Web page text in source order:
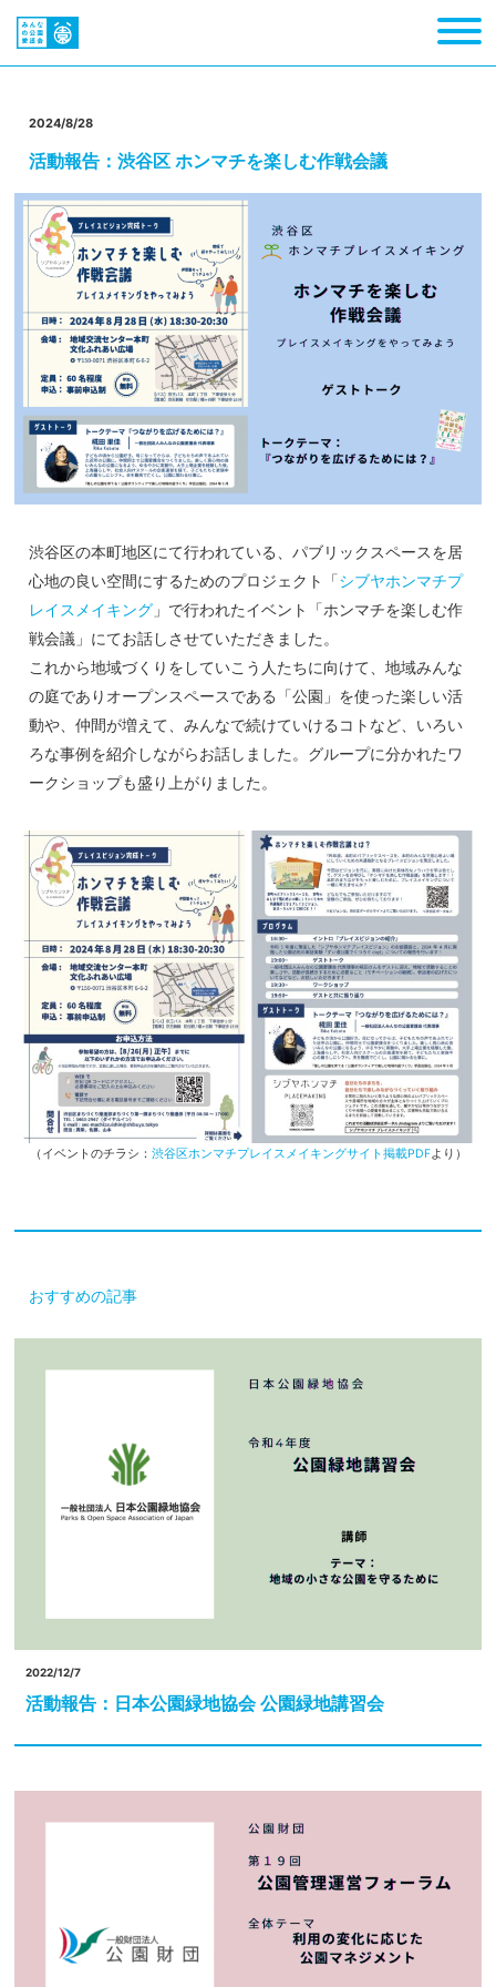
2024/8/28
活動報告：渋谷区 ホンマチを楽しむ作戦会議
渋谷区の本町地区にて行われている、パブリックスペースを居
心地の良い空間にするためのプロジェクト「シブヤホンマチプ
レイスメイキング 」で行われたイベント「ホンマチを楽しむ作
戦会議」にてお話しさせていただきました。
これから地域づくりをしていこう人たちに向けて、地域みんな
の庭でありオープンスペースである「公園」を使った楽しい活
動や、仲間が増えて、みんなで続けていけるコトなど、いろい
ろな事例を紹介しながらお話しました。グループに分かれたワ
ークショップも盛り上がりました。
（イベントのチラシ： 渋谷区ホンマチプレイスメイキングサイト掲載PDFより）
おすすめの記事
2022/12/7
活動報告：日本公園緑地協会 公園緑地講習会